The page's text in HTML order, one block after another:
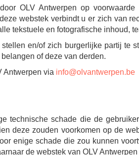
OLV Antwerpen op
webstek verbindt u er zich van
tekstuele en fotografische inhoud,
en/of zich burgerlijke partij te
of deze van derden.
Antwerpen via info@olvantwerpen.be
technische schade die de
deze zouden voorkomen op de
enige schade die zou kunnen
de webstek van OLV